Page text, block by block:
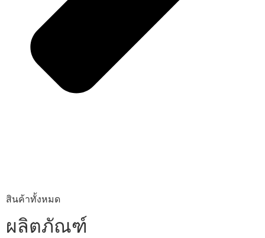
สินค้าทั้งหมด
ผลิตภัณฑ์